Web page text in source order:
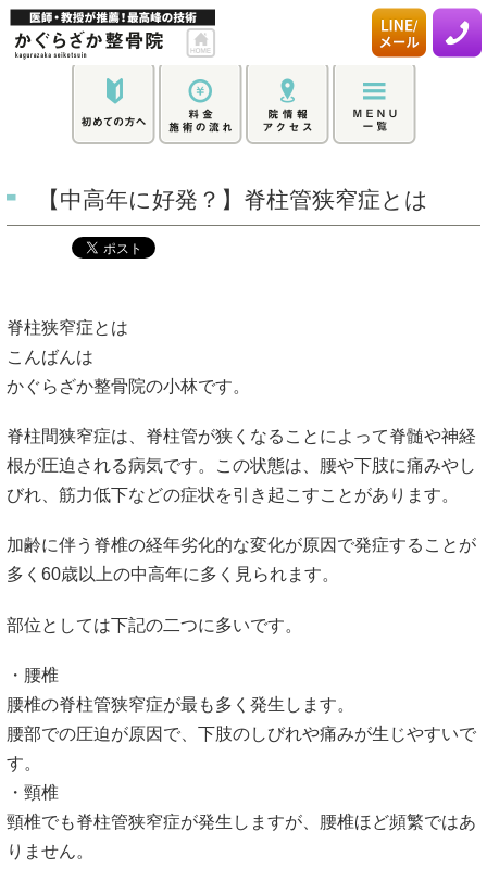
【中高年に好発？】脊柱管狭窄症とは
脊柱狭窄症とは
こんばんは
かぐらざか整骨院の小林です。
脊柱間狭窄症は、脊柱管が狭くなることによって脊髄や神経
根が圧迫される病気です。この状態は、腰や下肢に痛みやし
びれ、筋力低下などの症状を引き起こすことがあります。
加齢に伴う脊椎の経年劣化的な変化が原因で発症することが
多く60歳以上の中高年に多く見られます。
部位としては下記の二つに多いです。
・腰椎
腰椎の脊柱管狭窄症が最も多く発生します。
腰部での圧迫が原因で、下肢のしびれや痛みが生じやすいで
す。
・頸椎
頸椎でも脊柱管狭窄症が発生しますが、腰椎ほど頻繁ではあ
りません。